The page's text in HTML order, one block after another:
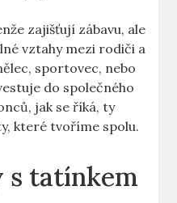
zajišťují zábavu, ale
vztahy mezi rodiči a
sportovec,‌ nebo
​do⁢ společného
jak​ se říká, ty⁢
které ⁢tvoříme ⁤spolu.
s tatínkem